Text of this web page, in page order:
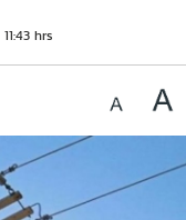
11:43 hrs